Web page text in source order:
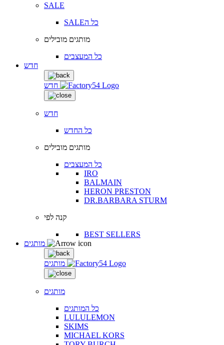
SALE
SALEכל ה
מותגים מובילים
כל המעצבים
חדש
חדש
חדש
כל החדש
מותגים מובילים
כל המעצבים
IRO
BALMAIN
HERON PRESTON
DR.BARBARA STURM
קנה לפי
BEST SELLERS
מותגים
מותגים
כל המותגים
LULULEMON
SKIMS
MICHAEL KORS